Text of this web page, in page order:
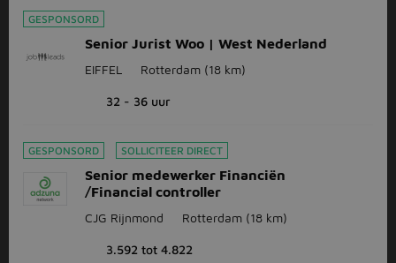
GESPONSORD
Senior Jurist Woo | West Nederland
EIFFEL Rotterdam (18 km)
32 - 36 uur
GESPONSORD SOLLICITEER DIRECT
Senior medewerker Financiën
/Financial controller
CJG Rijnmond Rotterdam (18 km)
3.592 tot 4.822